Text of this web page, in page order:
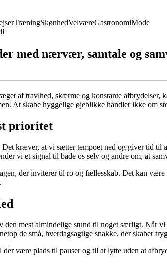
TræningSkønhedVelværeGastronomiMode
med nærvær, samtale og
af travlhed, skærme og konstante
At skabe hyggelige øjeblikke handler ikke
prioritet
kræver, at vi sætter tempoet ned og giver tid
vi et signal til både os selv og andre om, at
der inviterer til ro og fællesskab. Det kan
den mest almindelige stund til noget særligt. Når
de små, hverdagsagtige snakke, der skaber
der være plads til pauser og til at lytte uden at